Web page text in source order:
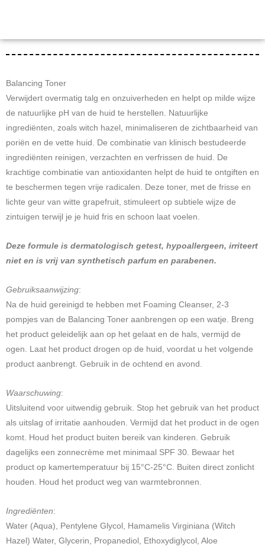
Balancing Toner
Verwijdert overmatig talg en onzuiverheden en helpt op milde wijze
de natuurlijke pH van de huid te herstellen. Natuurlijke
ingrediënten, zoals witch hazel, minimaliseren de zichtbaarheid van
poriën en de vette huid. De combinatie van klinisch bestudeerde
ingrediënten reinigen, verzachten en verfrissen de huid. De
krachtige combinatie van antioxidanten helpt de huid te ontgiften en
te beschermen tegen vrije radicalen. Deze toner, met de frisse en
lichte geur van witte grapefruit, stimuleert op subtiele wijze de
zintuigen terwijl je je huid fris en schoon laat voelen.
Deze formule is dermatologisch getest, hypoallergeen, irriteert
niet en is vrij van synthetisch parfum en parabenen.
Gebruiksaanwijzing:
Na de huid gereinigd te hebben met Foaming Cleanser, 2-3
pompjes van de Balancing Toner aanbrengen op een watje. Breng
het product geleidelijk aan op het gelaat en de hals, vermijd de
ogen. Laat het product drogen op de huid, voordat u het volgende
product aanbrengt. Gebruik in de ochtend en avond.
Waarschuwing:
Uitsluitend voor uitwendig gebruik. Stop het gebruik van het product
als uitslag of irritatie aanhouden. Vermijd dat het product in de ogen
komt. Houd het product buiten bereik van kinderen. Gebruik
dagelijks een zonnecrème met minimaal SPF 30. Bewaar het
product op kamertemperatuur bij 15°C-25°C. Buiten direct zonlicht
houden. Houd het product weg van warmtebronnen.
Ingrediënten:
Water (Aqua), Pentylene Glycol, Hamamelis Virginiana (Witch
Hazel) Water, Glycerin, Propanediol, Ethoxydiglycol, Aloe